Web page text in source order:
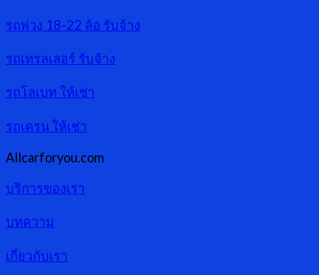
รถพ่วง 18-22 ล้อ รับจ้าง
รถเทรลเลอร์ รับจ้าง
รถโลเบท ให้เช่า
รถเครน ให้เช่า
Allcarforyou.com
บริการของเรา
บทความ
เกี่ยวกับเรา